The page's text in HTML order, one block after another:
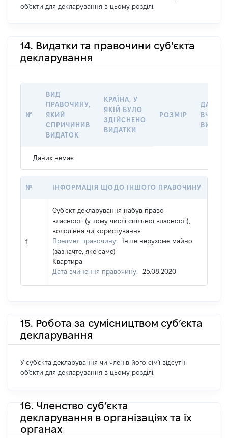
об'єкти для декларування в цьому розділі.
14. Видатки та правочини суб'єкта
декларування
№
ВИД
ПРАВОЧИНУ,
ЯКИЙ
СПРИЧИНИВ
ВИДАТОК
КРАЇНА, У
ЯКІЙ БУЛО
ЗДІЙСНЕНО
ВИДАТКИ
РОЗМІР
ДАТА
Даних немає
№ ІНФОРМАЦІЯ ЩОДО ІНШОГО ПРАВОЧИНУ
1
Суб’єкт декларування набув право
власності (у тому числі спільної власності),
володіння чи користування
Предмет правочину:
Інше нерухоме майно
(зазначте, яке саме)
Квартира
Дата вчинення правочину:
25.08.2020
15. Робота за сумісництвом суб’єкта
декларування
У суб'єкта декларування чи членів його сім'ї відсутні
об'єкти для декларування в цьому розділі.
16. Членство суб’єкта
декларування в організаціях та їх
органах